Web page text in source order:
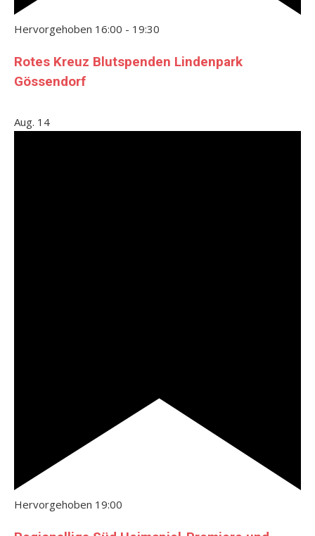
Hervorgehoben 16:00 - 19:30
Rotes Kreuz Blutspenden Lindenpark
Gössendorf
Aug. 14
Hervorgehoben 19:00